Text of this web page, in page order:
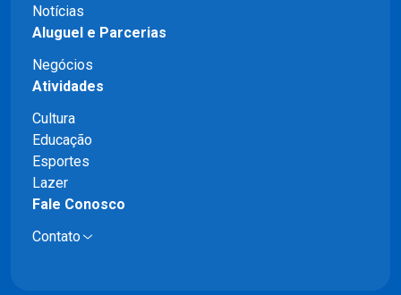
Notícias
Aluguel e Parcerias
Negócios
Atividades
Cultura
Educação
Esportes
Lazer
Fale Conosco
Contato